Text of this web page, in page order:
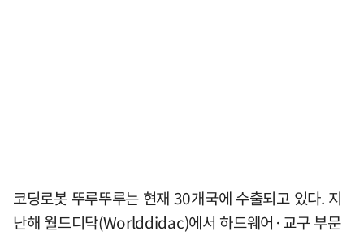
코딩로봇 뚜루뚜루는 현재 30개국에 수출되고 있다. 지
난해 월드디닥(Worlddidac)에서 하드웨어·교구 부문